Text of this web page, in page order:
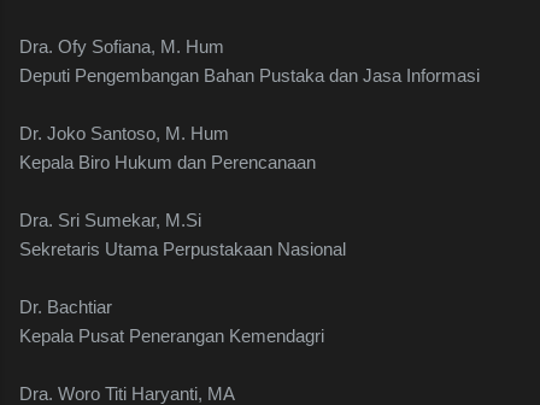
Dra. Ofy Sofiana, M. Hum
Deputi Pengembangan Bahan Pustaka dan Jasa Informasi
Dr. Joko Santoso, M. Hum
Kepala Biro Hukum dan Perencanaan
Dra. Sri Sumekar, M.Si
Sekretaris Utama Perpustakaan Nasional
Dr. Bachtiar
Kepala Pusat Penerangan Kemendagri
Dra. Woro Titi Haryanti, MA